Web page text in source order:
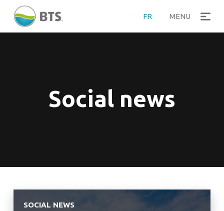
FR MENU
Social news
SOCIAL NEWS